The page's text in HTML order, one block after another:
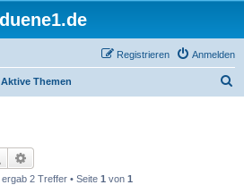
duene1.de
Anmelden
Registrieren
Aktive Themen
Suche
2 Treffer • Seite 1 von 1